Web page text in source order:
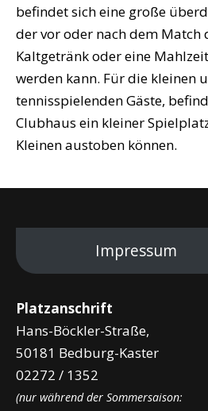
befindet sich eine große
der vor oder nach dem Match
Kaltgetränk oder eine
werden kann. Für die kleinen
tennisspielenden Gäste,
Clubhaus ein kleiner
Kleinen austoben können.
Impressum
Platzanschrift
Hans-Böckler-Straße,
50181 Bedburg-Kaster
02272 / 1352
(nur während der Sommersaison: